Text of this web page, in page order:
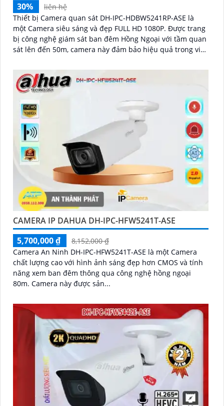
30%
liên hệ
Thiết bị Camera quan sát DH-IPC-HDBW5241RP-ASE là
một Camera siêu sáng và đẹp FULL HD 1080P. Được trang
bị công nghệ giám sát ban đêm Hồng Ngoại với tầm quan
sát lên đến 50m, camera này đảm bảo hiệu quả trong việc
CAMERA IP DAHUA DH-IPC-HFW5241T-ASE
5,700,000 ₫
8,152,000 ₫
Camera An Ninh DH-IPC-HFW5241T-ASE là một Camera
chất lượng cao với hình ảnh sáng đẹp hơn CMOS và tính
năng xem ban đêm thông qua công nghệ hồng ngoại
80m. Camera này được sản...